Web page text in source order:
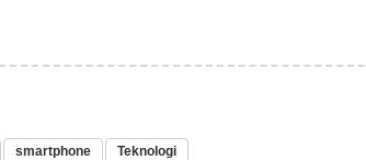
smartphone Teknologi